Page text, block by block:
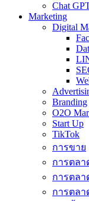
Chat
Marketing
Digital
Branding
O2O
Start Up
TikTok
การขาย
การตลา
การตล
การตล